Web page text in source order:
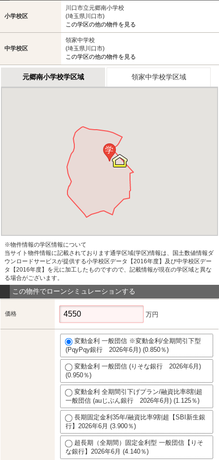
小学校区
川口市立元郷南小学校
(埼玉県川口市)
この学区の他の物件を見る
中学校区
領家中学校
(埼玉県川口市)
この学区の他の物件を見る
元郷南小学校学区域 領家中学校学区域
学
※物件情報の学区情報について
当サイト物件情報に記載されております通学区域(学区)情報は、国土数値情報ダ
ウンロードサービスが提供する小学校区データ【2016年度】及び中学校区デー
タ【2016年度】を元に加工したものですので、記載情報が現在の学区域と異な
る場合がございます。
この物件でローンシミュレーションする
価格 万円
変動金利 一般団信 ※変動金利/全期間引下型
(PqyPqy銀行 2026年6月) (0.850％)
変動金利 一般団信 (りそな銀行 2026年6月)
(0.950％)
変動金利 全期間引下げプラン/融資比率8割超
一般団信 (auじぶん銀行 2026年6月) (1.125％)
長期固定金利35年/融資比率9割超【SBI新生銀
行】2026年6月 (3.900％)
超長期（全期間）固定金利型 一般団信【りそ
な銀行】2026年6月 (4.140％)